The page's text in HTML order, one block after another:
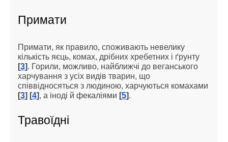
Примати
Примати, як правило, споживають невелику
кількість яєць, комах, дрібних хребетних і ґрунту
[3]. Горили, можливо, найближчі до веганського
харчування з усіх видів тварин, що
співвідносяться з людиною, харчуються комахами
[3] [4], а іноді й фекаліями [5].
Травоїдні